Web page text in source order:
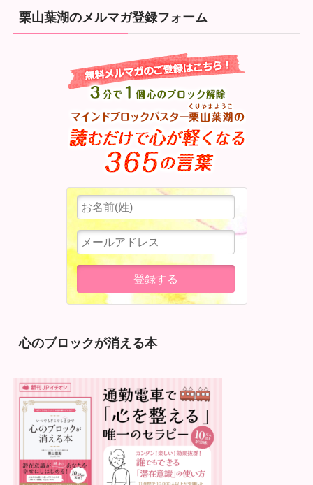
栗山葉湖のメルマガ登録フォーム
心のブロックが消える本